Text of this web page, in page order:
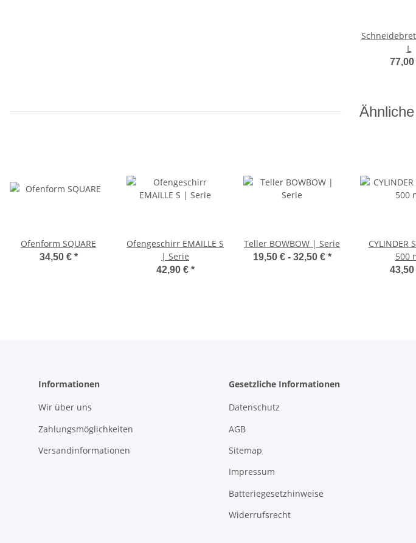
L
77,00
Ofenform SQUARE
34,50 € *
Ofengeschirr EMAILLE S
| Serie
42,90 € *
Teller BOWBOW | Serie
19,50 € - 32,50 € *
CYLINDER
500
43,50
Informationen
Wir über uns
Zahlungsmöglichkeiten
Versandinformationen
Gesetzliche Informationen
Datenschutz
AGB
Sitemap
Impressum
Batteriegesetzhinweise
Widerrufsrecht